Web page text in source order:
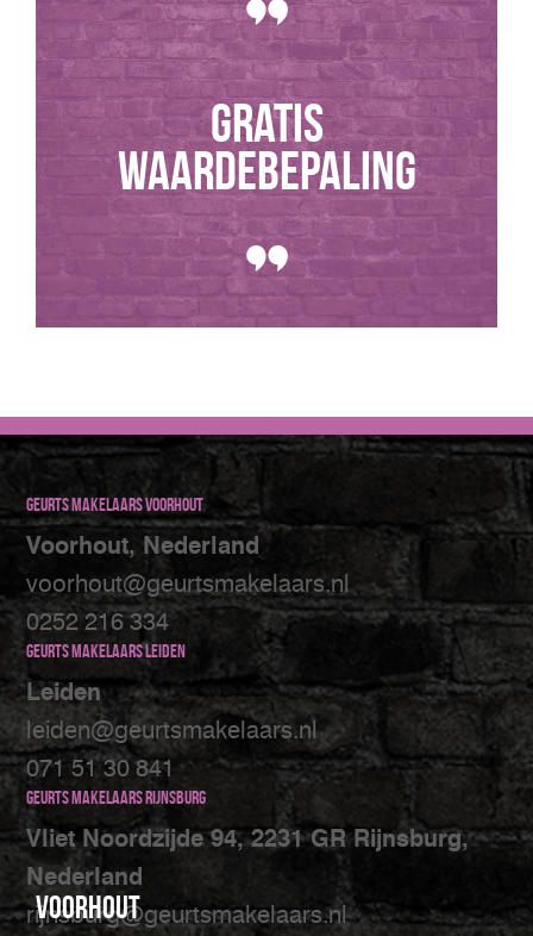
GRATIS
WAARDEBEPALING
Geurts makelaars Voorhout
Voorhout, Nederland
voorhout@geurtsmakelaars.nl
0252 216 334
Geurts makelaars Leiden
Leiden
leiden@geurtsmakelaars.nl
071 51 30 841
Geurts makelaars Rijnsburg
Vliet Noordzijde 94, 2231 GR Rijnsburg,
Nederland
rijnsburg@geurtsmakelaars.nl
Voorhout